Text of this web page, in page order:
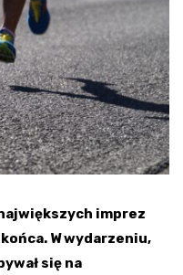
imprez
W wydarzeniu,
się na